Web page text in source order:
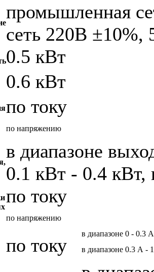
промышленная
сеть 220В ±10%,
0.5 кВт
0.6 кВт
по току
по напряжению
в диапазоне
0.1 кВт - 0.4 кВт,
по току
по напряжению
по току
в диапазоне 0 - 0.3 А
в диапазоне 0.3 А -